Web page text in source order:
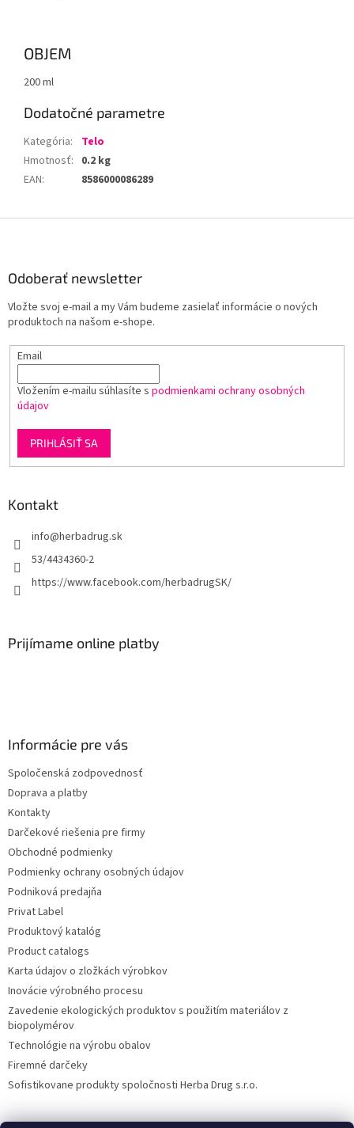
OBJEM
200 ml
Dodatočné parametre
Kategória:
Telo
Hmotnosť: 0.2 kg
EAN: 8586000086289
Odoberať newsletter
Vložte svoj e-mail a my Vám budeme zasielať informácie o nových
produktoch na našom e-shope.
Email
Vložením e-mailu súhlasíte s podmienkami ochrany osobných
údajov
PRIHLÁSIŤ SA
Kontakt
info@herbadrug.sk
53/4434360-2
https://www.facebook.com/herbadrugSK/
Prijímame online platby
Informácie pre vás
Spoločenská zodpovednosť
Doprava a platby
Kontakty
Darčekové riešenia pre firmy
Obchodné podmienky
Podmienky ochrany osobných údajov
Podniková predajňa
Privat Label
Produktový katalóg
Product catalogs
Karta údajov o zložkách výrobkov
Inovácie výrobného procesu
Zavedenie ekologických produktov s použitím materiálov z
biopolymérov
Technológie na výrobu obalov
Firemné darčeky
Sofistikovane produkty spoločnosti Herba Drug s.r.o.